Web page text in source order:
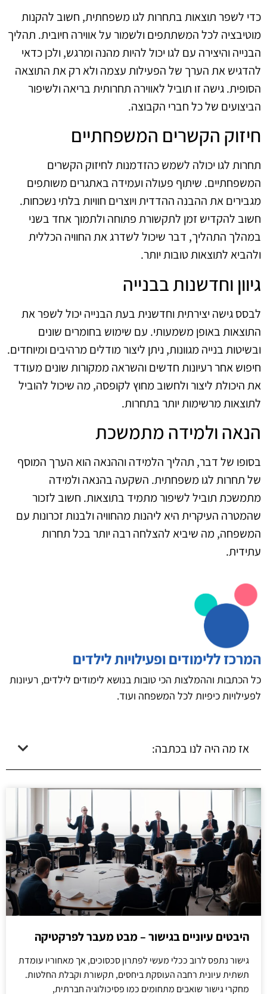
כדי לשפר תוצאות בתחרות לגו משפחתית, חשוב להקנות
מוטיבציה לכל המשתתפים ולשמור על אווירה חיובית. תהליך
הבנייה והיצירה עם לגו יכול להיות מהנה ומרגש, ולכן כדאי
להדגיש את הערך של הפעילות עצמה ולא רק את התוצאה
הסופית. גישה זו תוביל לאווירה תחרותית בריאה ולשיפור
הביצועים של כל חברי הקבוצה.
חיזוק הקשרים המשפחתיים
תחרות לגו יכולה לשמש כהזדמנות לחיזוק הקשרים
המשפחתיים. שיתוף פעולה ועמידה באתגרים משותפים
מגבירים את ההבנה ההדדית ויוצרים חוויות בלתי נשכחות.
חשוב להקדיש זמן לתקשורת פתוחה ולתמוך אחד בשני
במהלך התהליך, דבר שיכול לשדרג את החוויה הכללית
ולהביא לתוצאות טובות יותר.
גיוון וחדשנות בבנייה
לבסס גישה יצירתית וחדשנית בעת הבנייה יכול לשפר את
התוצאות באופן משמעותי. עם שימוש בחומרים שונים
ובשיטות בנייה מגוונות, ניתן ליצור מודלים מרהיבים ומיוחדים.
חיפוש אחר רעיונות חדשים והשראה ממקורות שונים מעודד
את היכולת ליצור ולחשוב מחוץ לקופסה, מה שיכול להוביל
לתוצאות מרשימות יותר בתחרות.
הנאה ולמידה מתמשכת
בסופו של דבר, תהליך הלמידה וההנאה הוא הערך המוסף
של תחרות לגו משפחתית. השקעה בהנאה ולמידה
מתמשכת תוביל לשיפור מתמיד בתוצאות. חשוב לזכור
שהמטרה העיקרית היא ליהנות מהחוויה ולבנות זכרונות עם
המשפחה, מה שיביא להצלחה רבה יותר בכל תחרות
עתידית.
המרכז ללימודים ופעילויות לילדים
כל הכתבות וההמלצות הכי טובות בנושא לימודים לילדים, רעיונות
לפעילויות כיפיות לכל המשפחה ועוד.
אז מה היה לנו בכתבה:
היבטים עיוניים בגישור – מבט מעבר לפרקטיקה
גישור נתפס לרוב ככלי מעשי לפתרון סכסוכים, אך מאחוריו עומדת
תשתית עיונית רחבה העוסקת ביחסים, תקשורת וקבלת החלטות.
מחקרי גישור שואבים מתחומים כמו פסיכולוגיה חברתית,